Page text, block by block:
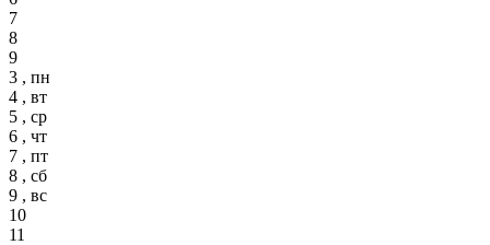
7
8
9
3 , пн
4 , вт
5 , ср
6 , чт
7 , пт
8 , сб
9 , вс
10
11